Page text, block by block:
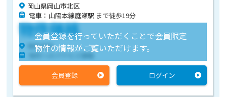
岡山県岡山市北区
電車：山陽本線庭瀬駅 まで徒歩19分
会員登録を行っていただくことで会員限定
物件の情報がご覧いただけます。
物件価格
物件住所
物件へのアクセス情報
会員登録 ログイン